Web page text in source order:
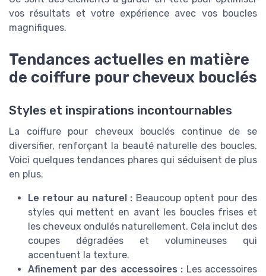
vos résultats et votre expérience avec vos boucles
magnifiques.
Tendances actuelles en matière
de coiffure pour cheveux bouclés
Styles et inspirations incontournables
La coiffure pour cheveux bouclés continue de se
diversifier, renforçant la beauté naturelle des boucles.
Voici quelques tendances phares qui séduisent de plus
en plus.
Le retour au naturel : Beaucoup optent pour des
styles qui mettent en avant les boucles frises et
les cheveux ondulés naturellement. Cela inclut des
coupes dégradées et volumineuses qui
accentuent la texture.
Afinement par des accessoires : Les accessoires